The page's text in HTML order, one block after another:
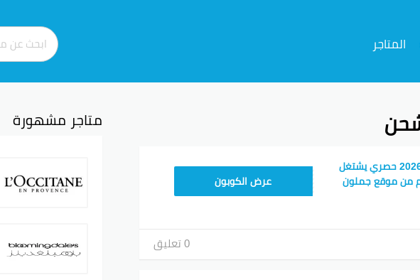
المتاجر
كوبون خصم جملون 2026 حصري يشتغل
من موقع جملون
HD253عرض الكوبون
0 تعليق
متاجر مشهورة